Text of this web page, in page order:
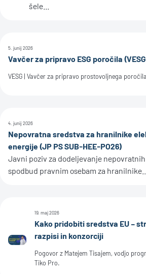
šele...
5. junij 2026
Vavčer za pripravo ESG poročila
VESG | Vavčer za pripravo prostovoljnega
4. junij 2026
Nepovratna sredstva za hranilnike
energije (JP PS SUB-HEE-PO26)
Javni poziv za dodeljevanje
spodbud pravnim osebam za hranilnike...
19. maj 2026
Kako pridobiti sredstva EU –
razpisi in konzorciji
Pogovor z Matejem Tisajem, vodjo
Tiko Pro.